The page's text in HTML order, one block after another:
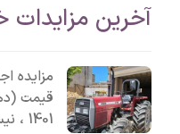
آخرین مزایدات
1401 ، نیسان ، بیل زنجیری